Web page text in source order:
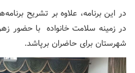
در این برنامه، علاوه بر تشریح
در زمینه سلامت خانواده با حضور
شهرستان برای حاضران برپاشد.